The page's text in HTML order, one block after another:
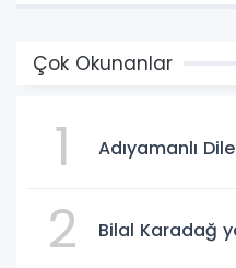
Çok Okunanlar
1 Adıyamanlı
2 Bilal Karadağ